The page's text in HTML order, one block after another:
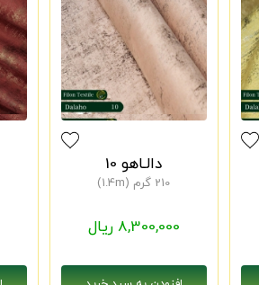
دالـاهو 10
210 گرم (1.4m)
8,300,000 ریال